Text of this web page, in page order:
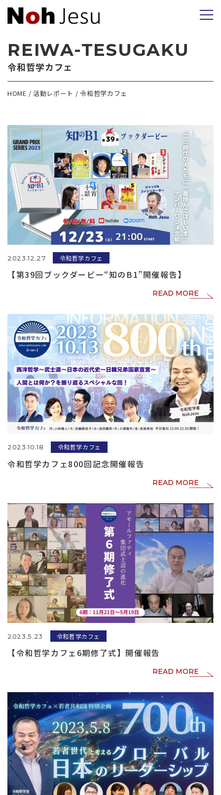
REIWA-TESUGAKU
令和哲学カフェ
HOME 活動レポート 令和哲学カフェ
2023.12.27 令和哲学カフェ
【第39回ブックダービー“知のB1”開催報告】
READ MORE
2023.10.18 令和哲学カフェ
令和哲学カフェ800回記念開催報告
READ MORE
2023.5.23 令和哲学カフェ
【令和哲学カフェ6期修了式】開催報告
READ MORE